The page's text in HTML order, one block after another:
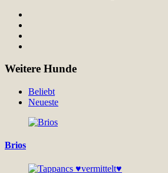
Weitere Hunde
Beliebt
Neueste
Brios